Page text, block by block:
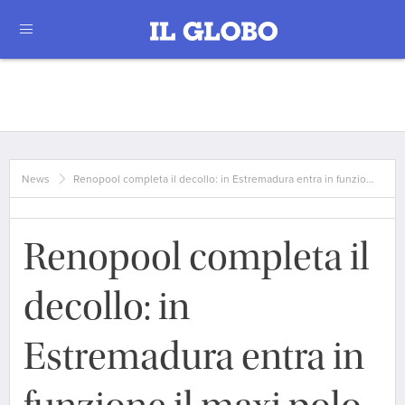
News Renopool completa il decollo: in Estremadura entra in funzio…
Renopool completa il
decollo: in
Estremadura entra in